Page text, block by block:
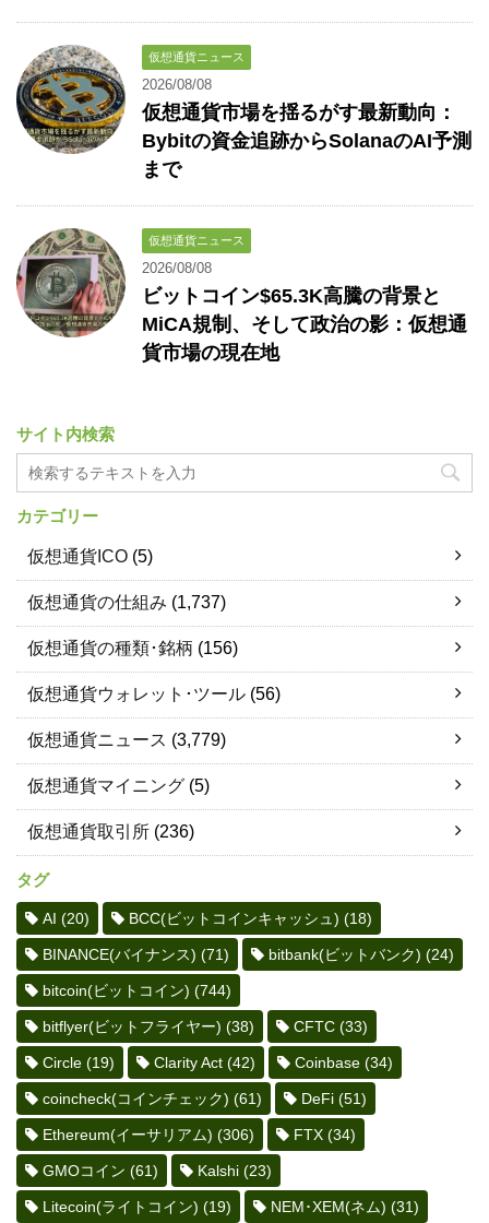
仮想通貨ニュース
2026/08/08
仮想通貨市場を揺るがす最新動向：
Bybitの資金追跡からSolanaのAI予測
まで
仮想通貨ニュース
2026/08/08
ビットコイン$65.3K高騰の背景と
MiCA規制、そして政治の影：仮想通
貨市場の現在地
サイト内検索
カテゴリー
仮想通貨ICO (5)
仮想通貨の仕組み (1,737)
仮想通貨の種類･銘柄 (156)
仮想通貨ウォレット･ツール (56)
仮想通貨ニュース (3,779)
仮想通貨マイニング (5)
仮想通貨取引所 (236)
タグ
AI (20) BCC(ビットコインキャッシュ) (18)
BINANCE(バイナンス) (71) bitbank(ビットバンク) (24)
bitcoin(ビットコイン) (744)
bitflyer(ビットフライヤー) (38) CFTC (33)
Circle (19) Clarity Act (42) Coinbase (34)
coincheck(コインチェック) (61) DeFi (51)
Ethereum(イーサリアム) (306) FTX (34)
GMOコイン (61) Kalshi (23)
Litecoin(ライトコイン) (19) NEM･XEM(ネム) (31)